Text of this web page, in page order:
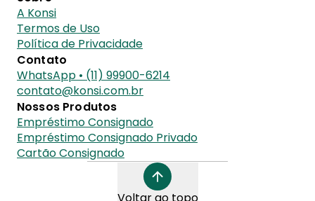
A Konsi
Termos de Uso
Política de Privacidade
Contato
WhatsApp • (11) 99900-6214
contato@konsi.com.br
Nossos Produtos
Empréstimo Consignado
Empréstimo Consignado Privado
Cartão Consignado